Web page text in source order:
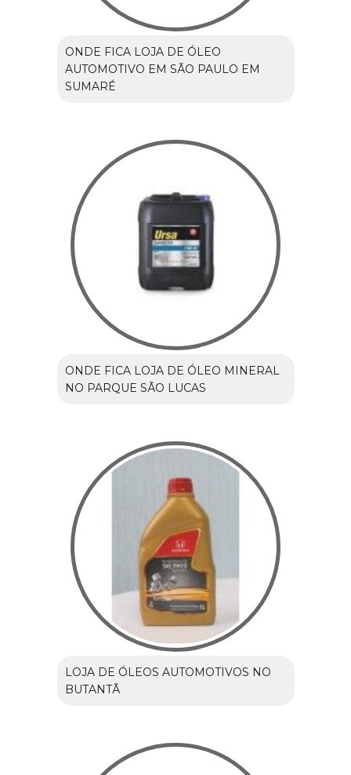
ONDE FICA LOJA DE ÓLEO
AUTOMOTIVO EM SÃO PAULO EM
SUMARÉ
ONDE FICA LOJA DE ÓLEO MINERAL
NO PARQUE SÃO LUCAS
LOJA DE ÓLEOS AUTOMOTIVOS NO
BUTANTÃ